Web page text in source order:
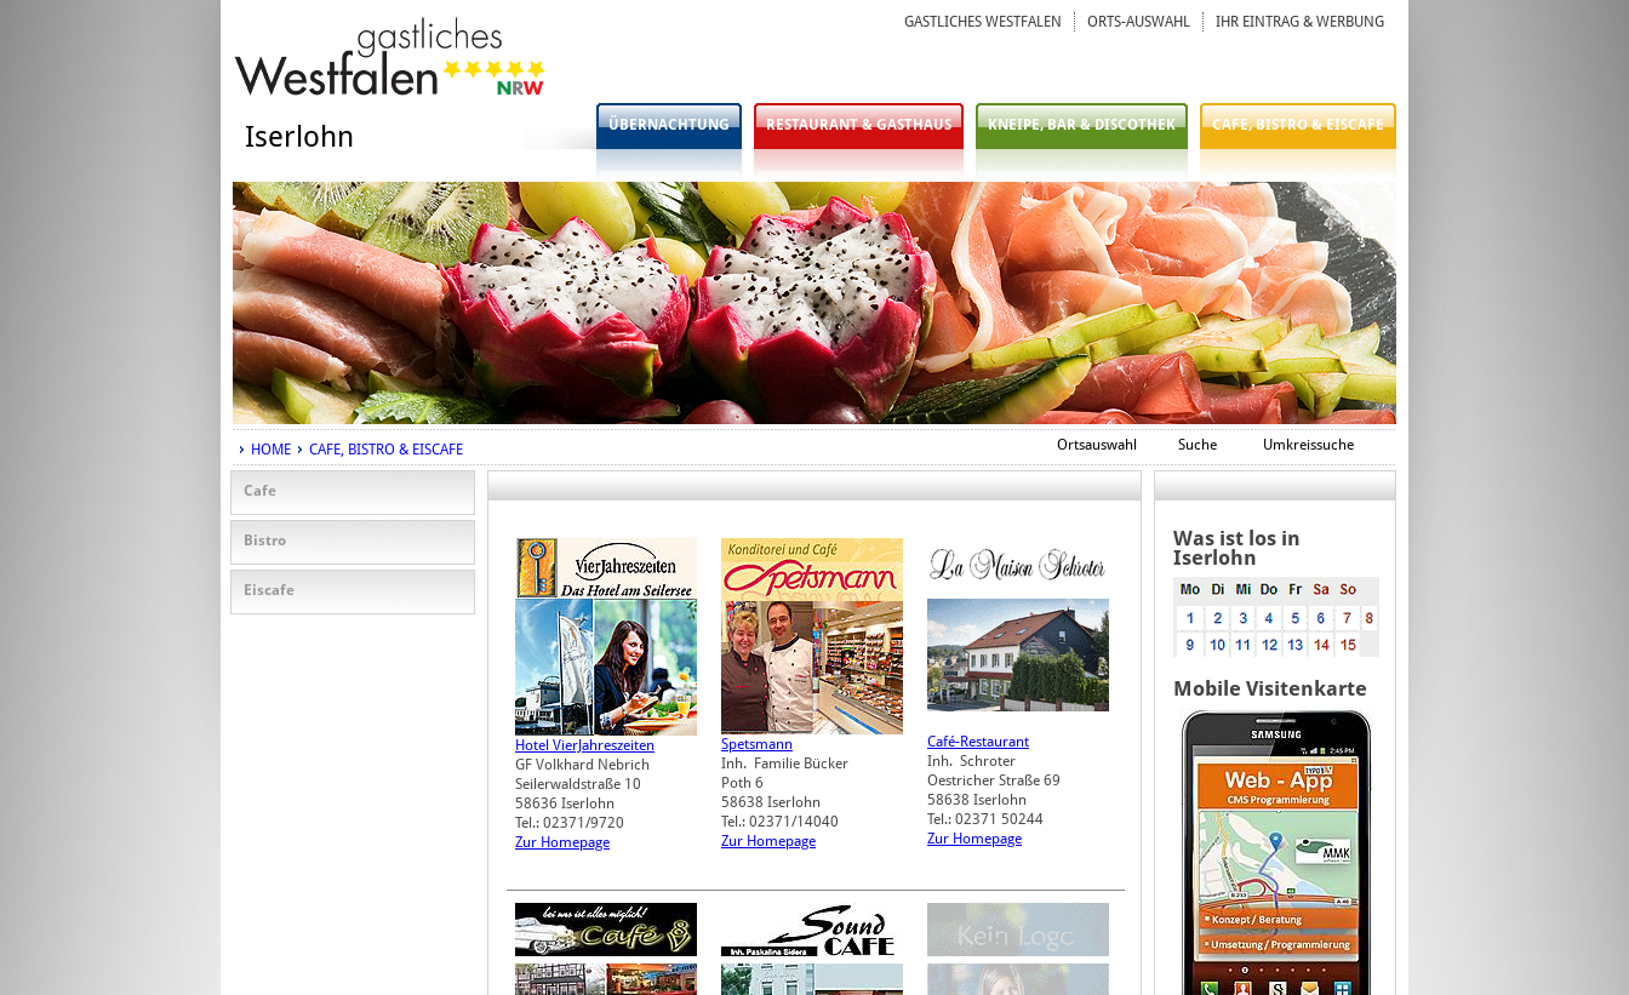
Ortsauswahl Suche Umkreissuche
IHR EINTRAG & WERBUNG
ORTS-AUSWAHL
GASTLICHES WESTFALEN
Iserlohn ÜBERNACHTUNG RESTAURANT & GASTHAUS KNEIPE, BAR & DISCOTHEK CAFE, BISTRO & EISCAFE
HOME CAFE, BISTRO & EISCAFE
Cafe
Bistro
Eiscafe
Hotel VierJahreszeiten
GF Volkhard Nebrich
Seilerwaldstraße 10
58636 Iserlohn
Tel.: 02371/9720
Zur Homepage
Spetsmann
Inh. Familie Bücker
Poth 6
58638 Iserlohn
Tel.: 02371/14040
Zur Homepage
Café-Restaurant
Inh. Schroter
Oestricher Straße 69
58638 Iserlohn
Tel.: 02371 50244
Zur Homepage
Was ist los in
Iserlohn
Mobile Visitenkarte